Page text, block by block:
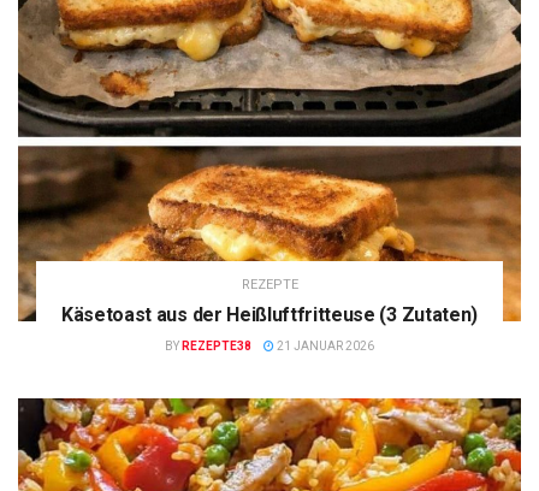
REZEPTE
Käsetoast aus der Heißluftfritteuse (3 Zutaten)
BY REZEPTE38 21 JANUAR 2026